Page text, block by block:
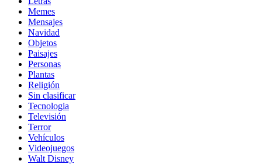
Memes
Mensajes
Navidad
Objetos
Paisajes
Personas
Plantas
Religión
Sin clasificar
Tecnologia
Televisión
Terror
Vehículos
Videojuegos
Walt Disney